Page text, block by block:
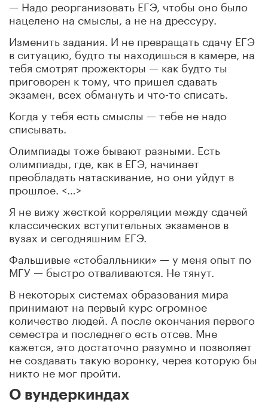
— Надо реорганизовать ЕГЭ, чтобы оно было
нацелено на смыслы, а не на дрессуру.
Изменить задания. И не превращать сдачу ЕГЭ
в ситуацию, будто ты находишься в камере, на
тебя смотрят прожекторы — как будто ты
приговорен к тому, что пришел сдавать
экзамен, всех обмануть и что-то списать.
Когда у тебя есть смыслы — тебе не надо
списывать.
Олимпиады тоже бывают разными. Есть
олимпиады, где, как в ЕГЭ, начинает
преобладать натаскивание, но они уйдут в
прошлое. <…>
Я не вижу жесткой корреляции между сдачей
классических вступительных экзаменов в
вузах и сегодняшним ЕГЭ.
Фальшивые «стобалльники» — у меня опыт по
МГУ — быстро отваливаются. Не тянут.
В некоторых системах образования мира
принимают на первый курс огромное
количество людей. А после окончания первого
семестра и последнего есть отсев. Мне
кажется, это достаточно разумно и позволяет
не создавать такую воронку, через которую бы
никто не мог пройти.
О вундеркиндах